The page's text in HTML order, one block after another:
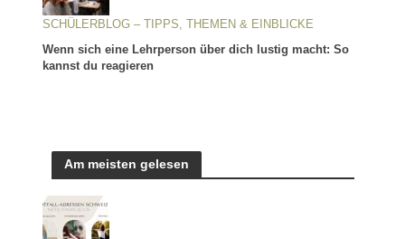
SCHÜLERBLOG – TIPPS, THEMEN & EINBLICKE
Wenn sich eine Lehrperson über dich lustig macht: So
kannst du reagieren
Am meisten gelesen